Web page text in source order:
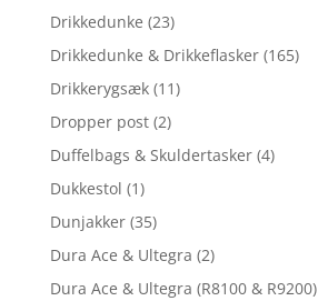
Drikkedunke (23)
Drikkedunke & Drikkeflasker (165)
Drikkerygsæk (11)
Dropper post (2)
Duffelbags & Skuldertasker (4)
Dukkestol (1)
Dunjakker (35)
Dura Ace & Ultegra (2)
Dura Ace & Ultegra (R8100 & R9200)